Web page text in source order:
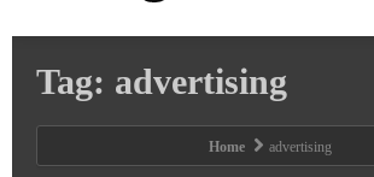
Tag: advertising
Home advertising